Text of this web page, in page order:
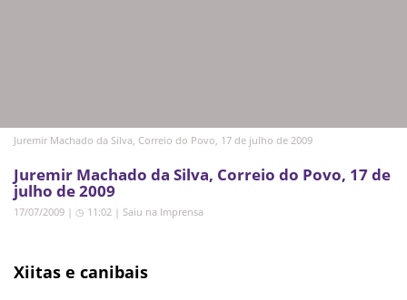
Juremir Machado da Silva, Correio do Povo, 17 de julho de 2009
Juremir Machado da Silva, Correio do Povo, 17 de
julho de 2009
17/07/2009 | ◷ 11:02 | Saiu na Imprensa
Xiitas e canibais